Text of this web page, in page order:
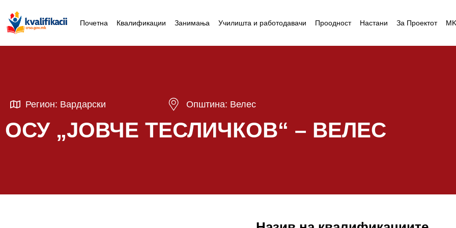
Почетна Квалификации Занимања Училишта и работодавачи Проодност Настани За Проектот MK
Регион: Вардарски Општина: Велес
ОСУ „ЈОВЧЕ ТЕСЛИЧКОВ“ – ВЕЛЕС